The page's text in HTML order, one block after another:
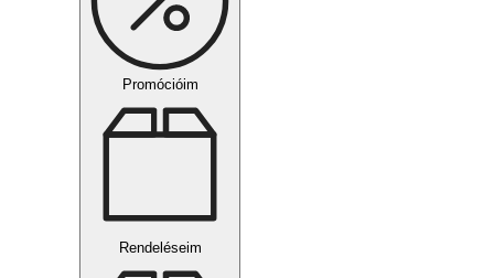
Promócióim
Rendeléseim